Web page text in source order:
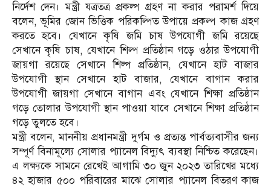
নির্দেশ দেন। মন্ত্রী যত্রতত্র প্রকল্প গ্রহণ না করার পরামর্শ দিয়ে
বলেন, ভূমির জোন ভিত্তিক পরিকল্পিত উপায়ে প্রকল্প কাজ গ্রহণ
করতে হবে। যেখানে কৃষি জমি চাষ উপযোগী জমি রয়েছে
সেখানে কৃষি চাষ, যেখানে শিল্প প্রতিষ্ঠান গড়ে ওঠার উপযোগী
জায়গা রয়েছে সেখানে শিল্প প্রতিষ্ঠান, যেখানে হাট বাজার
উপযোগী স্থান সেখানে হাট বাজার, যেখানে বাগান করার
উপযোগী জায়গা সেখানে বাগান এবং যেখানে শিক্ষা প্রতিষ্ঠান
গড়ে তোলার উপযোগী স্থান পাওয়া যাবে সেখানে শিক্ষা প্রতিষ্ঠান
গড়ে তুলতে হবে।
মন্ত্রী বলেন, মাননীয় প্রধানমন্ত্রী দুর্গম ও প্রত্যন্ত পার্বত্যবাসীর জন্য
সম্পূর্ণ বিনামূল্যে সোলার প্যানেল বিদ্যুৎ ব্যবস্থা নিশ্চিত করেছেন।
এ লক্ষ্যকে সামনে রেখেই আগামি ৩০ জুন ২০২৩ তারিখের মধ্যে
৪২ হাজার ৫০০ পরিবারের মাঝে সোলার প্যানেল বিতরণ কাজ